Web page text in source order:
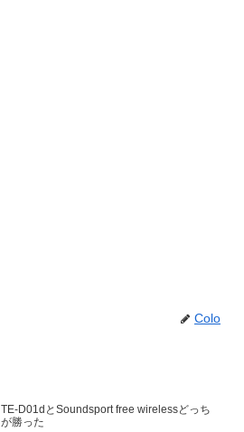
Colo
TE-D01dとSoundsport free wirelessどっち
が勝った